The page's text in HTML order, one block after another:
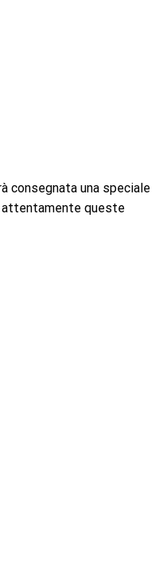
consegnata una speciale
attentamente queste